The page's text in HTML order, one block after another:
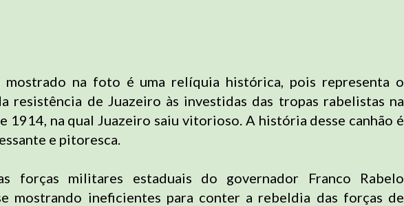
mostrado na foto é uma relíquia histórica, pois representa o
resistência de Juazeiro às investidas das tropas rabelistas na
1914, na qual Juazeiro saiu vitorioso. A história desse canhão é
e pitoresca.
forças militares estaduais do governador Franco Rabelo
mostrando ineficientes para conter a rebeldia das forças de